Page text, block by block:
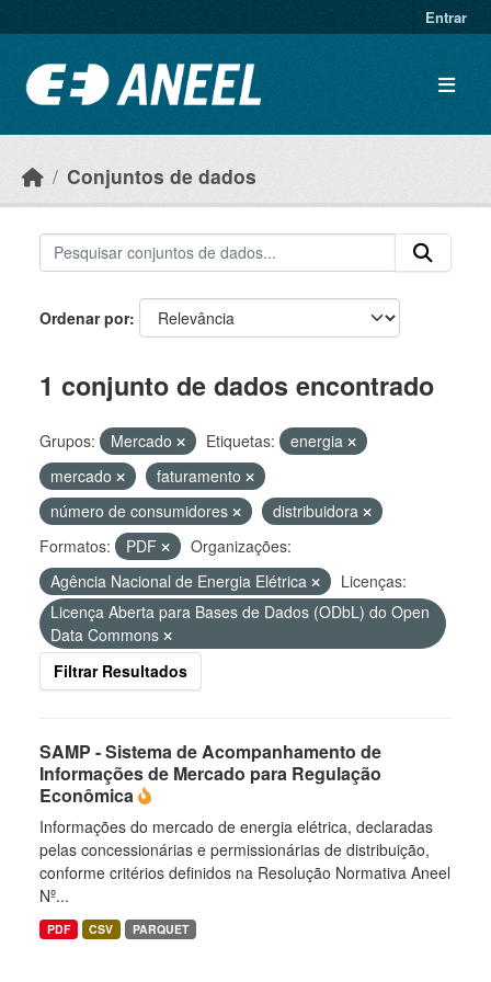
Entrar
Conjuntos de dados
Ordenar por
1 conjunto de dados encontrado
Grupos: Mercado Etiquetas:
energia
mercado
faturamento
número de consumidores
distribuidora
Formatos:
PDF
Organizações:
Agência Nacional de Energia Elétrica
Licenças:
Licença Aberta para Bases de Dados (ODbL) do Open
Data Commons
Filtrar Resultados
SAMP - Sistema de Acompanhamento de
Informações de Mercado para Regulação
Econômica
Informações do mercado de energia elétrica, declaradas
pelas concessionárias e permissionárias de distribuição,
conforme critérios definidos na Resolução Normativa Aneel
Nº...
PDF CSV PARQUET